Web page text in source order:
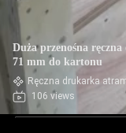
Duża przenośna
71 mm do kartonu
Ręczna drukarka
106 views